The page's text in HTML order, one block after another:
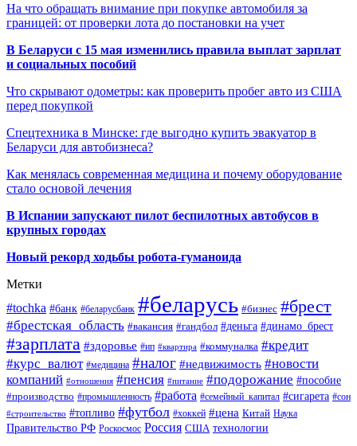
На что обращать внимание при покупке автомобиля за
границей: от проверки лота до постановки на учет
В Беларуси с 15 мая изменились правила выплат зарплат
и социальных пособий
Что скрывают одометры: как проверить пробег авто из США
перед покупкой
Спецтехника в Минске: где выгодно купить эвакуатор в
Беларуси для автобизнеса?
Как менялась современная медицина и почему оборудование
стало основой лечения
В Испании запускают пилот беспилотных автобусов в
крупных городах
Новый рекорд ходьбы робота-гуманоида
Метки
#tochka #банк #беларусбанк #беларусь #бизнес #брест
#брестская_область #вакансия #гандбол #деньга #динамо_брест
#зарплата #здоровье #ип #квартира #коммуналка #кредит
#курс_валют #медицина #налог #недвижимость #новости
компаний #отношения #пенсия #питание #подорожание #пособие
#производство #промышленность #работа #семейный_капитал #сигарета #сон
#строительство #топливо #футбол #хоккей #цена Китай Наука
Правительство РФ Роскосмос Россия США технологии